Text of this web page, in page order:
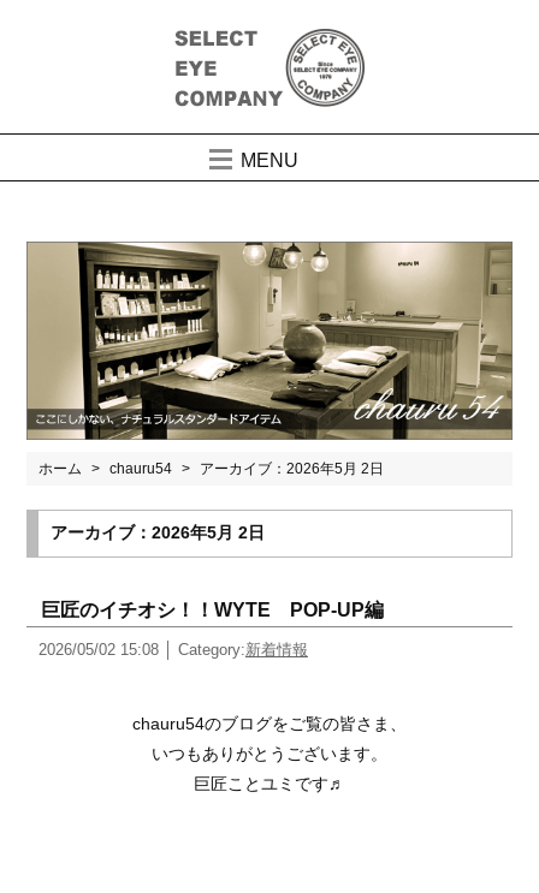
MENU
ホーム chauru54 アーカイブ：2026年5月 2日
アーカイブ：2026年5月 2日
巨匠のイチオシ！！WYTE POP-UP編
2026/05/02 15:08 Category:新着情報
chauru54のブログをご覧の皆さま、
いつもありがとうございます。
巨匠ことユミです♬